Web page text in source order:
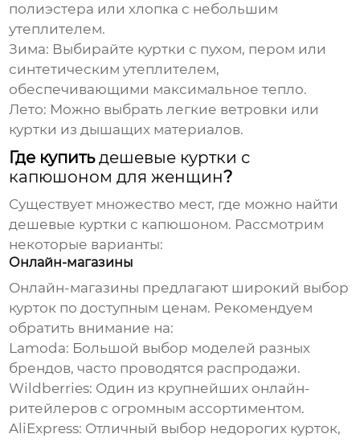
полиэстера или хлопка с небольшим
утеплителем.
Зима: Выбирайте куртки с пухом, пером или
синтетическим утеплителем,
обеспечивающими максимальное тепло.
Лето: Можно выбрать легкие ветровки или
куртки из дышащих материалов.
Где купитьдешевые куртки с
капюшоном для женщин?
Существует множество мест, где можно найти
дешевые куртки с капюшоном. Рассмотрим
некоторые варианты:
Онлайн-магазины
Онлайн-магазины предлагают широкий выбор
курток по доступным ценам. Рекомендуем
обратить внимание на:
Lamoda: Большой выбор моделей разных
брендов, часто проводятся распродажи.
Wildberries: Один из крупнейших онлайн-
ритейлеров с огромным ассортиментом.
AliExpress: Отличный выбор недорогих курток,